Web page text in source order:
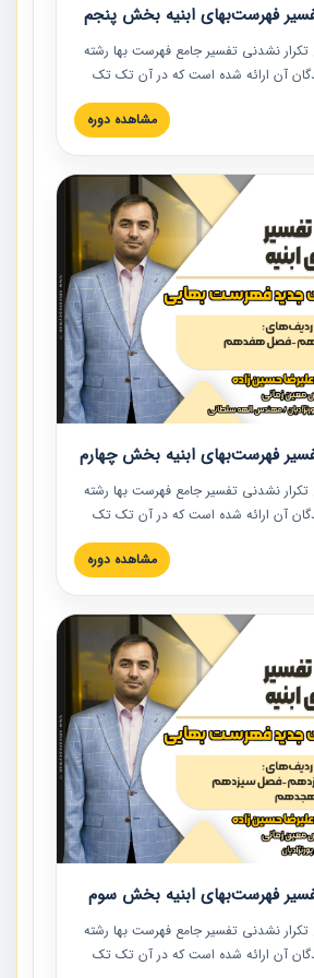
فهرست‌بهای ابنیه بخش پنجم
تکرار نشدنی تفسیر جامع فهرست بها رشته
آن ارائه شده است که در آن تک تک
بها تفسیر و ارائه شده است. این
بوده و به همراه تصاویر عملیات
علیرضاحسین‌زاده مدیر پروژه مهندسی
فهرست بها رشته ابنیه ارائه شده و به تمام
صنعت ساخت در حال فعالیت هستند حتما
این دوره استفاده نمایند.
مشاهده دوره
فهرست‌بهای ابنیه بخش چهارم
تکرار نشدنی تفسیر جامع فهرست بها رشته
آن ارائه شده است که در آن تک تک
بها تفسیر و ارائه شده است. این
بوده و به همراه تصاویر عملیات
علیرضاحسین‌زاده مدیر پروژه مهندسی
فهرست بها رشته ابنیه ارائه شده و به تمام
صنعت ساخت در حال فعالیت هستند حتما
این دوره استفاده نمایند.
مشاهده دوره
فهرست‌بهای ابنیه بخش سوم
تکرار نشدنی تفسیر جامع فهرست بها رشته
آن ارائه شده است که در آن تک تک